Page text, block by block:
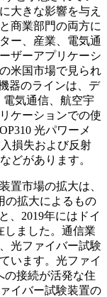
大きな影響を与え
商業部門の両方に
ー、産業、電気通
ザーアプリケーシ
米国市場で見られ
器のラインは、デ
気通信、航空宇
ケーションでの使
光パワーメ
損失および反射
どがあります。
置市場の拡大は、
の拡大によるもの
、2019年にはドイ
しました。通信業
光ファイバー試験
います。光ファイ
の接続が活発な住
イバー試験装置の